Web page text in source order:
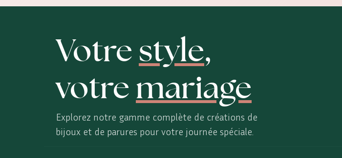
Votrestyle,
votremariage
Explorez notre gamme complète de créations de
bijoux et de parures pour votre journée spéciale.